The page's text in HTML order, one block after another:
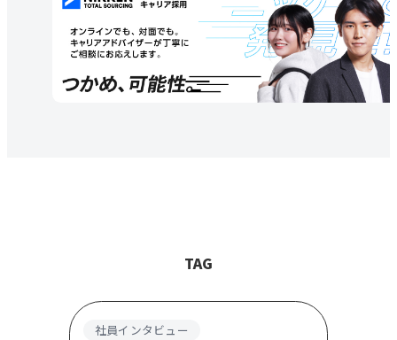
TAG
社員インタビュー